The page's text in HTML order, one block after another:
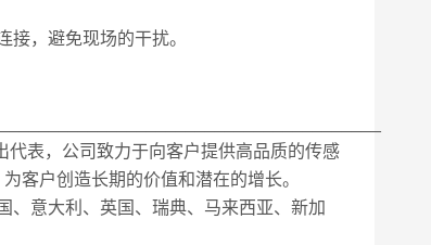
，避免现场的干扰。
表，公司致力于向客户提供高品质的传感
客户创造长期的价值和潜在的增长。
意大利、英国、瑞典、马来西亚、新加